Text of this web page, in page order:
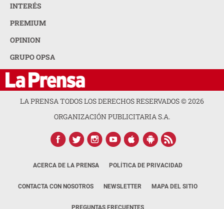
INTERÉS
PREMIUM
OPINION
GRUPO OPSA
LA PRENSA TODOS LOS DERECHOS RESERVADOS ©2026
ORGANIZACIÓN PUBLICITARIA S.A.
ACERCA DE LA PRENSA POLÍTICA DE PRIVACIDAD
CONTACTA CON NOSOTROS NEWSLETTER MAPA DEL SITIO
PREGUNTAS FRECUENTES